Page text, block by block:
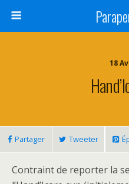
18
Partager Tweeter
Contraint de reporter la